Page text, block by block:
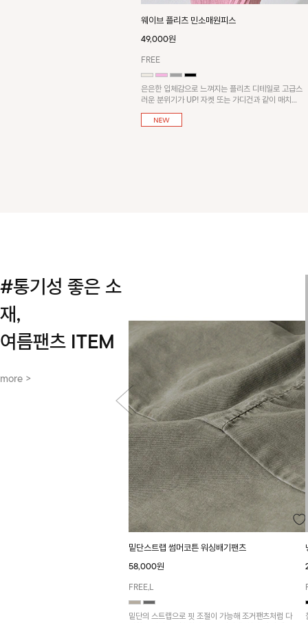
웨이브 플리츠 민소매원피스
49,000원
FREE
은은한 입체감으로 느껴지는 플리츠 디테일로 고급스
러운 분위기가 UP! 자켓 또는 가디건과 같이 매치해
도 잘 어울린답니다!
#통기성 좋은 소
재,
여름팬츠 ITEM
more >
밑단스트랩 썸머코튼 워싱배기팬츠
58,000원
FREE,L
밑단의 스트랩으로 핏 조절이 가능해 조거팬츠처럼 다